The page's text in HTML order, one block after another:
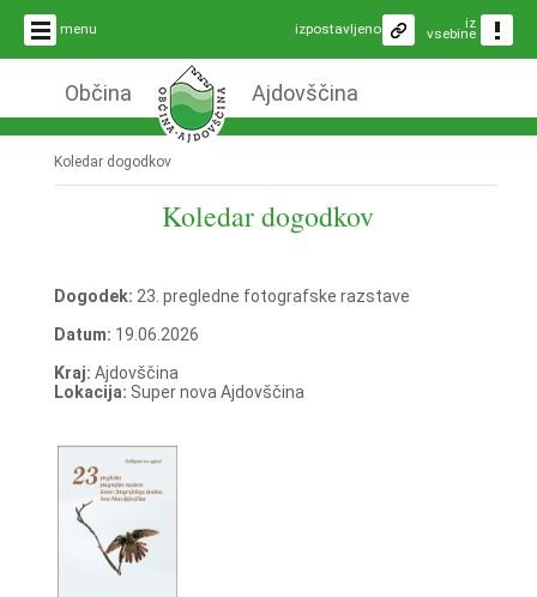
menu iz
vsebine
izpostavljeno
Občina Ajdovščina
Koledar dogodkov
Koledar dogodkov
Dogodek: 23. pregledne fotografske razstave
Datum: 19.06.2026
Kraj: Ajdovščina
Lokacija: Super nova Ajdovščina